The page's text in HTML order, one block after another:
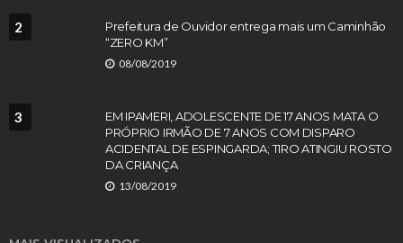
2
Prefeitura de Ouvidor entrega mais um Caminhão
“ZERO KM”
08/08/2019
3
EM IPAMERI, ADOLESCENTE DE 17 ANOS MATA O
PRÓPRIO IRMÃO DE 7 ANOS COM DISPARO
ACIDENTAL DE ESPINGARDA; TIRO ATINGIU ROSTO
DA CRIANÇA
13/08/2019